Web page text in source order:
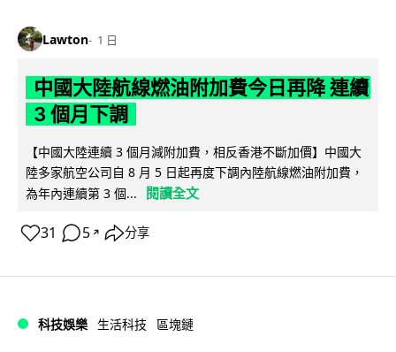
Lawton 1 日
中國大陸航線燃油附加費今日再降 連續
3 個月下調
【中國大陸連續 3 個月減附加費，相反香港不斷加價】中國大
陸多家航空公司自 8 月 5 日起再度下調內陸航線燃油附加費，
為年內連續第 3 個...
閱讀全文
31 5 ↗ 分享
科技娛樂 生活科技 區塊鏈